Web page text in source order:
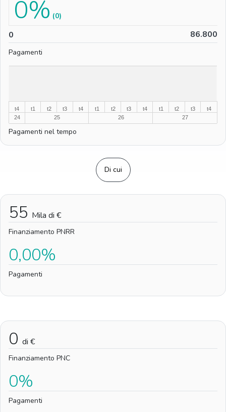
0 86.800
0% (0)
Pagamenti
t4
24
t1
25
t2 t3 t4
t1
26
t2 t3 t4
t1
27
t2 t3 t4
Pagamenti nel tempo
Di cui
55 Mila di €
Finanziamento PNRR
0,00%
Pagamenti
0 di €
Finanziamento PNC
0%
Pagamenti